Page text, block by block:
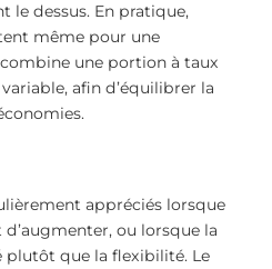
le dessus. En pratique,
même pour une
une portion à taux
afin d’équilibrer la
appréciés lorsque
ou lorsque la
que la flexibilité. Le